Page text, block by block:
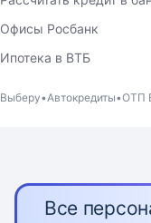
Офисы Росбанк
Ипотека в ВТБ
Выберу Автокредиты ОТП
Все